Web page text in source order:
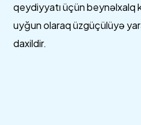
qeydiyyatı üçün beynəlxalq
uyğun olaraq üzgüçülüyə
daxildir.